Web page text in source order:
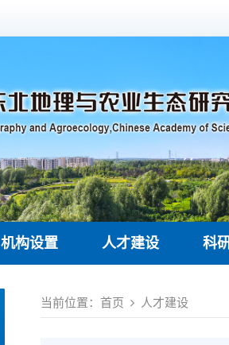
机构设置 人才建设 科
当前位置： 首页 人才建设